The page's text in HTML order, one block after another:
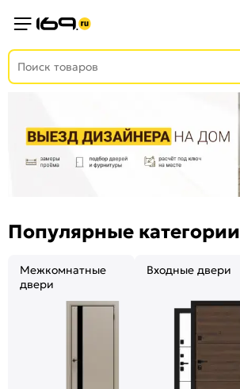
Популярные категории
Межкомнатные
двери
Входные двери